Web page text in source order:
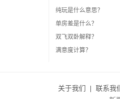
纯玩是什么意思？
单房差是什么？
双飞双卧解释？
满意度计算？
关于我们 | 联系我